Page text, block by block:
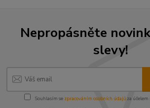
Nepropásněte
slevy!
Souhlasím se zpracováním osobních údajůza účelem